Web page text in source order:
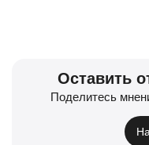
Оставить
Поделитесь